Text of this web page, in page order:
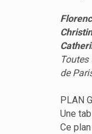
de
PLAN
Une
Ce